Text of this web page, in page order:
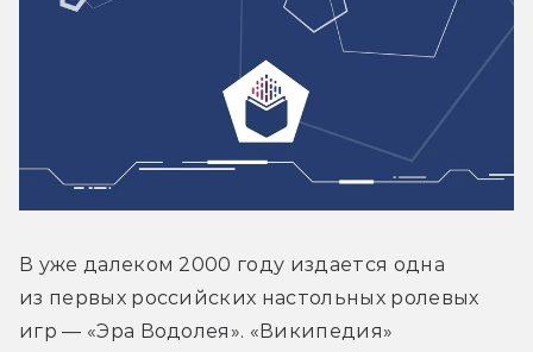
В уже далеком 2000 году издается одна
из первых российских настольных ролевых